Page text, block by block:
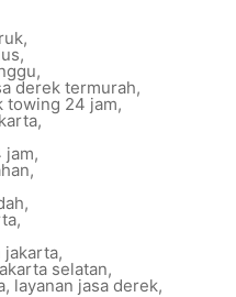
,
,
,
derek termurah,
towing 24 jam,
,
jam,
,
,
,
jakarta,
selatan,
, layanan jasa derek,